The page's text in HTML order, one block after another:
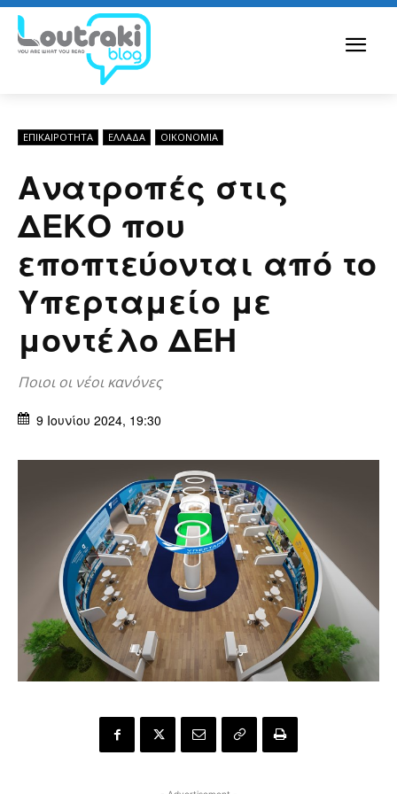
ΕΠΙΚΑΙΡΟΤΗΤΑ ΕΛΛΆΔΑ ΟΙΚΟΝΟΜΊΑ
Ανατροπές στις
ΔΕΚΟ που
εποπτεύονται από το
Υπερταμείο με
μοντέλο ΔΕΗ
Ποιοι οι νέοι κανόνες
9 Ιουνίου 2024, 19:30